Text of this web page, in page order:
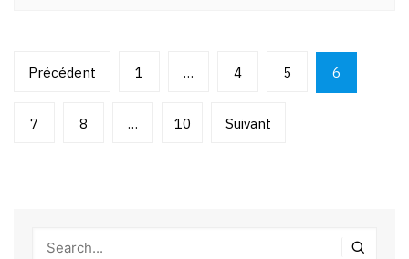
Pagination
publications
Précédent 1 … 4 5 6
7 8 … 10 Suivant